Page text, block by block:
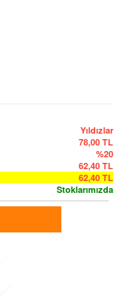
Yıldızlar
78,00 TL
%20
62,40 TL
62,40 TL
Stoklarımızda